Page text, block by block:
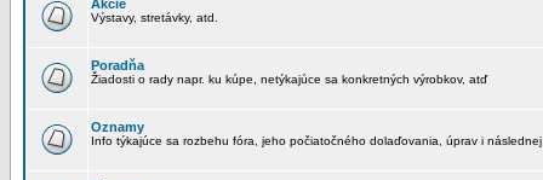
Akcie
Výstavy, stretávky, atd.
Poradňa
Žiadosti o rady napr. ku kúpe, netýkajúce sa konkretných výrobkov, atď
Oznamy
Info týkajúce sa rozbehu fóra, jeho počiatočného dolaďovania, úprav i následnej